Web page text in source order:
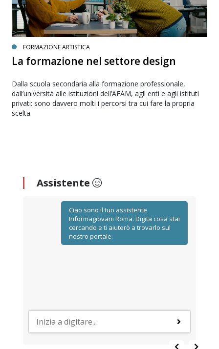
FORMAZIONE ARTISTICA
La formazione nel settore design
Dalla scuola secondaria alla formazione professionale,
dall’università alle istituzioni dell’AFAM, agli enti e agli istituti
privati: sono davvero molti i percorsi tra cui fare la propria
scelta
Assistente
Ciao sono il tuo assistente
Informagiovani Roma. Digita cosa stai
cercando e ti aiuterò a trovarlo sul
nostro portale.